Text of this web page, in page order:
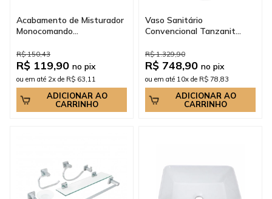
Acabamento de Misturador
Monocomando...
R$ 150,43
R$ 119,90 no pix
ou em até 2x de R$ 63,11
ADICIONAR AO
CARRINHO
Vaso Sanitário
Convencional Tanzanit...
R$ 1.329,90
R$ 748,90 no pix
ou em até 10x de R$ 78,83
ADICIONAR AO
CARRINHO